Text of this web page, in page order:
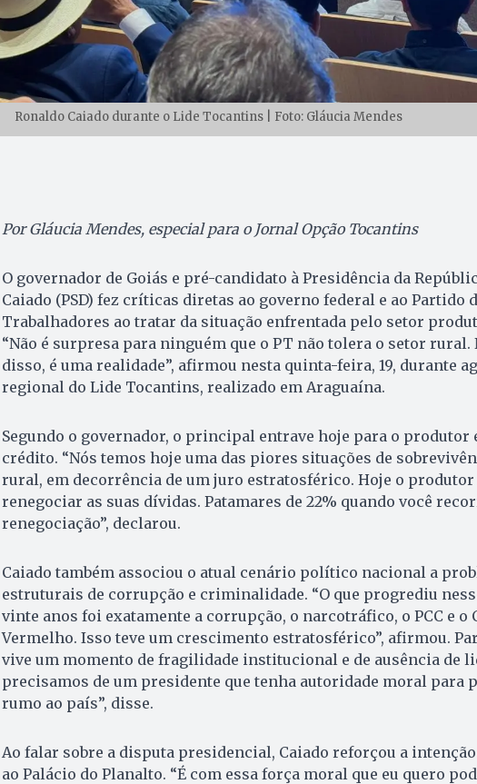
Ronaldo Caiado durante o Lide Tocantins | Foto: Gláucia Mendes
Por Gláucia Mendes, especial para o Jornal Opção Tocantins
O governador de Goiás e pré-candidato à Presidência da
Caiado (PSD) fez críticas diretas ao governo federal e ao Partido
Trabalhadores ao tratar da situação enfrentada pelo setor
“Não é surpresa para ninguém que o PT não tolera o setor rural.
disso, é uma realidade”, afirmou nesta quinta-feira, 19, durante
regional do Lide Tocantins, realizado em Araguaína.
Segundo o governador, o principal entrave hoje para o produtor
crédito. “Nós temos hoje uma das piores situações de
rural, em decorrência de um juro estratosférico. Hoje o produtor
renegociar as suas dívidas. Patamares de 22% quando você
renegociação”, declarou.
Caiado também associou o atual cenário político nacional a
estruturais de corrupção e criminalidade. “O que progrediu
vinte anos foi exatamente a corrupção, o narcotráfico, o PCC e o
Vermelho. Isso teve um crescimento estratosférico”, afirmou.
vive um momento de fragilidade institucional e de ausência de
precisamos de um presidente que tenha autoridade moral para
rumo ao país”, disse.
Ao falar sobre a disputa presidencial, Caiado reforçou a
ao Palácio do Planalto. “É com essa força moral que eu quero